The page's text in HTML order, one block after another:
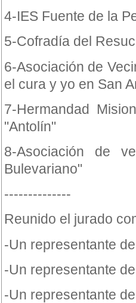
4-IES Fuente de la
5-Cofradía del
6-Asociación de
el cura y yo en San
7-Hermandad
"Antolín"
8-Asociación de
Bulevariano"
--------------
Reunido el jurado
-Un representante
-Un representante
-Un representante